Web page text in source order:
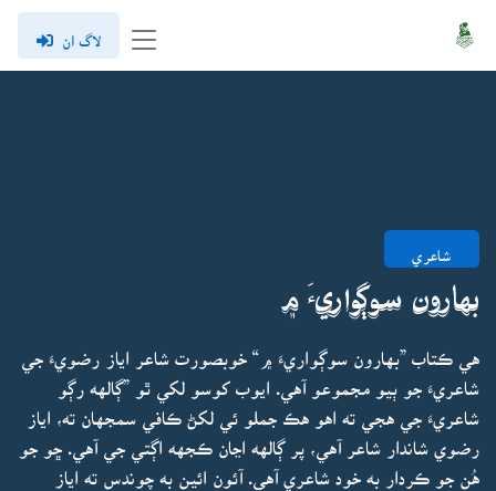
لاگ ان
شاعري
بهارون سوڳواريءَ ۾
هي ڪتاب ”بهارون سوڳواريءَ ۾“ خوبصورت شاعر اياز رضويءَ جي
شاعريءَ جو ٻيو مجموعو آهي. ايوب کوسو لکي ٿو ”ڳالهه رڳو
شاعريءَ جي هجي ته اهو هڪ جملو ئي لکڻ ڪافي سمجهان ته، اياز
رضوي شاندار شاعر آهي، پر ڳالهه اڃان ڪجهه اڳتي جي آهي. ڇو جو
هُن جو ڪردار به خود شاعري آهي. آئون ائين به چوندس ته اياز